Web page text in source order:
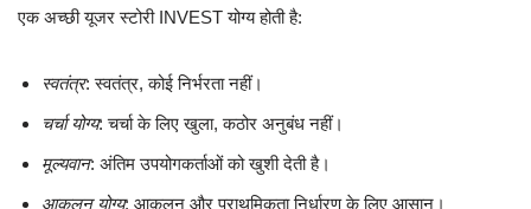
एक अच्छी यूजर स्टोरी INVEST योग्य होती है:
स्वतंत्र: स्वतंत्र, कोई निर्भरता नहीं।
चर्चा योग्य: चर्चा के लिए खुला, कठोर अनुबंध नहीं।
मूल्यवान: अंतिम उपयोगकर्ताओं को खुशी देती है।
आकलन योग्य: आकलन और प्राथमिकता निर्धारण के लिए आसान।